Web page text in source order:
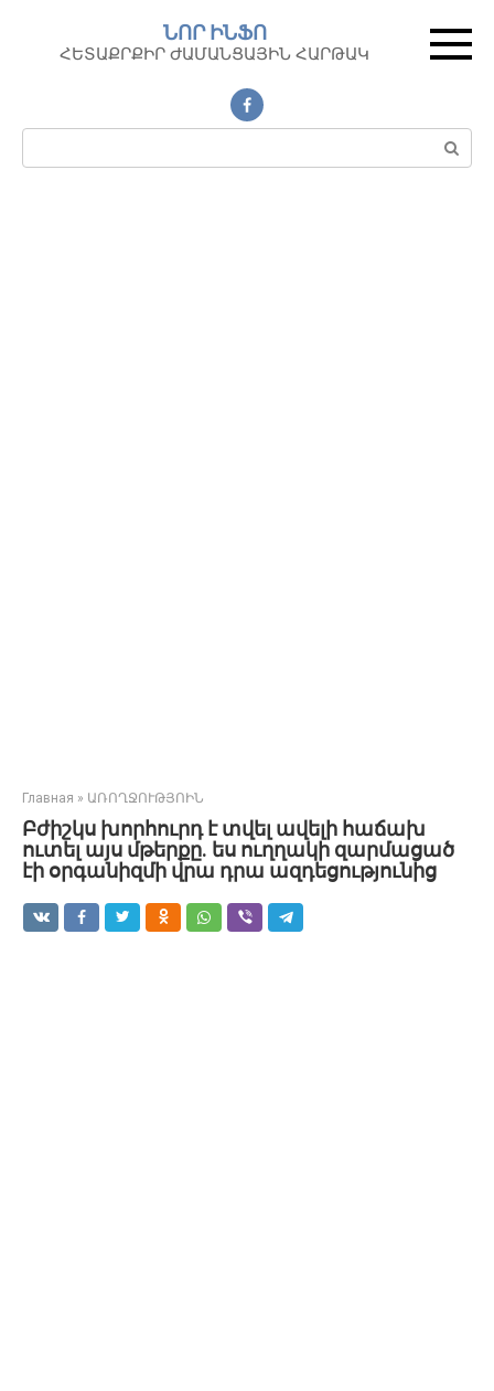
контенту
ՆՈՐ ԻՆՖՈ
ՀԵՏԱՔՐՔԻՐ ԺԱՄԱՆՑԱՅԻՆ ՀԱՐԹԱԿ
Поиск:
Главная » ԱՌՈՂՋՈՒԹՅՈԻՆ
Բժիշկս խորհուրդ է տվել ավելի հաճախ
ուտել այս մթերքը. ես ուղղակի զարմացած
էի օրգանիզմի վրա դրա ազդեցությունից